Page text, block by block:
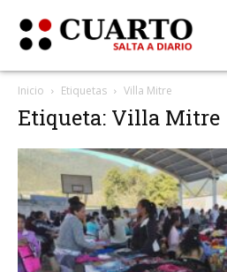
Inicio Etiquetas Villa Mitre
Etiqueta: Villa Mitre